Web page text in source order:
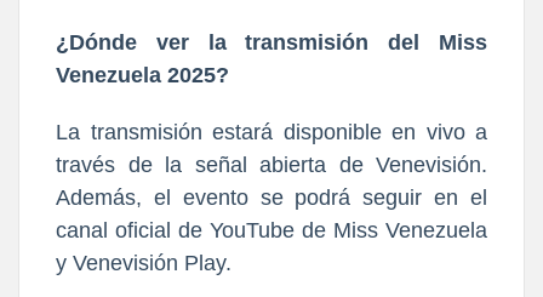
¿Dónde ver la transmisión del Miss
Venezuela 2025?
La transmisión estará disponible en vivo a
través de la señal abierta de Venevisión.
Además, el evento se podrá seguir en el
canal oficial de YouTube de Miss Venezuela
y Venevisión Play.